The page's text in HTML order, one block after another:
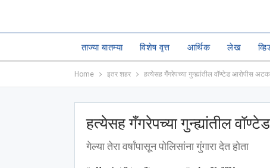
ताज्या बातम्या विशेष वृत्त आर्थिक लेख
Home इतर शहर हत्येसह गँगरेपच्या गुन्ह्यांतील वॉण्टेड आरोपीस अटक
हत्येसह गँगरेपच्या गुन्ह्यांतील
गेल्या तेरा वर्षांपासून पोलिसांना गुंगारा देत होता